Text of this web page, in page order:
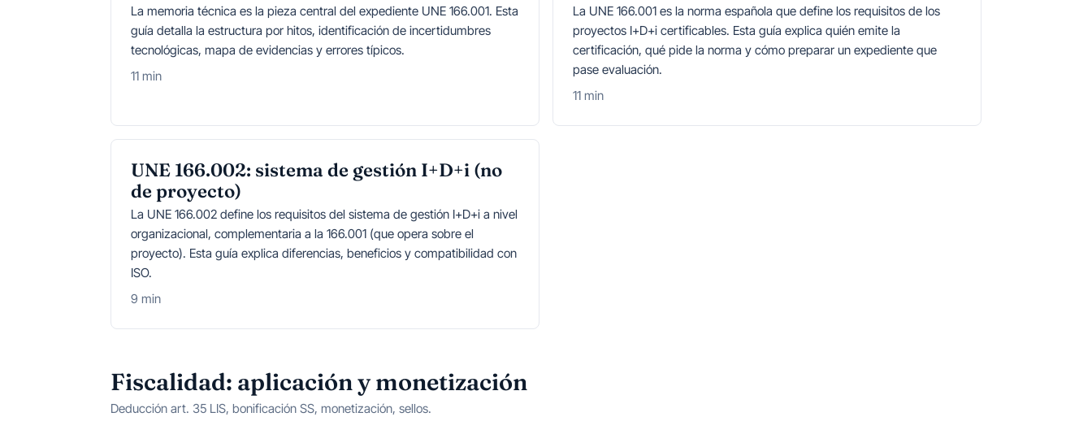
La memoria técnica es la pieza central del expediente UNE 166.001. Esta
guía detalla la estructura por hitos, identificación de incertidumbres
tecnológicas, mapa de evidencias y errores típicos.
11 min
La UNE 166.001 es la norma española que define los requisitos de los
proyectos I+D+i certificables. Esta guía explica quién emite la
certificación, qué pide la norma y cómo preparar un expediente que
pase evaluación.
11 min
UNE 166.002: sistema de gestión I+D+i (no
de proyecto)
La UNE 166.002 define los requisitos del sistema de gestión I+D+i a nivel
organizacional, complementaria a la 166.001 (que opera sobre el
proyecto). Esta guía explica diferencias, beneficios y compatibilidad con
ISO.
9 min
Fiscalidad: aplicación y monetización
Deducción art. 35 LIS, bonificación SS, monetización, sellos.